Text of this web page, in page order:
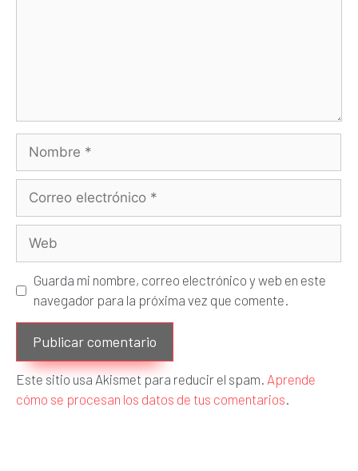
Guarda mi nombre, correo electrónico y web en este
navegador para la próxima vez que comente.
Este sitio usa Akismet para reducir el spam. Aprende
cómo se procesan los datos de tus comentarios.